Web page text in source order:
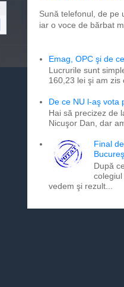
Sună telefonul, de pe
iar o voce de bărbat
Emag, OPC şi de
Lucrurile sunt
160,23 lei şi am
De ce NU l-aş vota
Hai să precizez de
Nicuşor Dan, dar
Final
După
vedem şi rezult...